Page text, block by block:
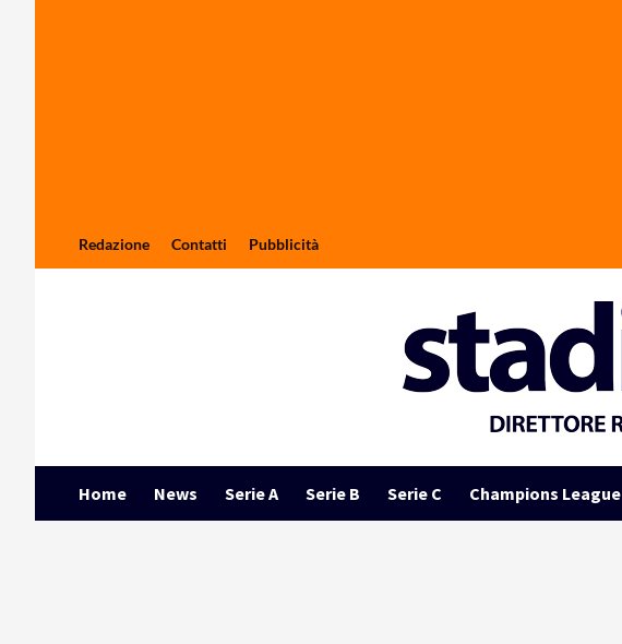
Redazione Contatti Pubblicità
Home News Serie A Serie B Serie C Champions League